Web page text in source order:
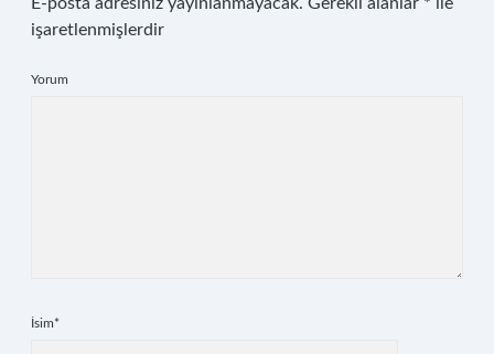
işaretlenmişlerdir
Yorum
İsim*